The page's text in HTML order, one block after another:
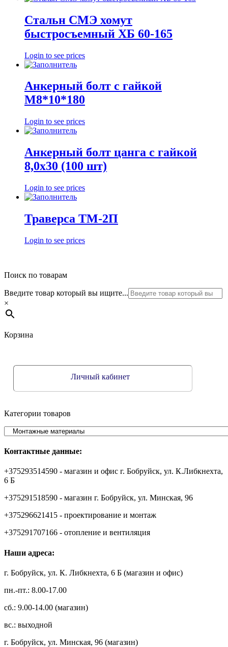
Стальн СМЭ хомут
быстросъемный ХБ 60-165
Login to see prices
Анкерный болт с гайкой
М8*10*180
Login to see prices
Анкерный болт цанга с гайкой
8,0х30 (100 шт)
Login to see prices
Траверса ТМ-2П
Login to see prices
Поиск по товарам
Введите товар который вы ищите...
×
Корзина
Личный кабинет
Категории товаров
Контактные данные:
+375293514590 - магазин и офис г. Бобруйск, ул. К.Либкнехта,
6 Б
+375291518590 - магазин г. Бобруйск, ул. Минская, 96
+375296621415 - проектирование и монтаж
+375291707166 - отопление и вентиляция
Наши адреса:
г. Бобруйск, ул. К. Либкнехта, 6 Б (магазин и офис)
пн.-пт.: 8.00-17.00
сб.: 9.00-14.00 (магазин)
вс.: выходной
г. Бобруйск, ул. Минская, 96 (магазин)